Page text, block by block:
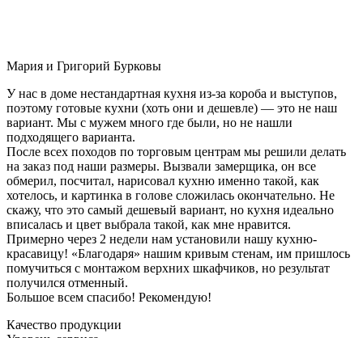
Мария и Григорий Бурковы
У нас в доме нестандартная кухня из-за короба и выступов,
поэтому готовые кухни (хоть они и дешевле) — это не наш
вариант. Мы с мужем много где были, но не нашли
подходящего варианта.
После всех походов по торговым центрам мы решили делать
на заказ под наши размеры. Вызвали замерщика, он все
обмерил, посчитал, нарисовал кухню именно такой, как
хотелось, и картинка в голове сложилась окончательно. Не
скажу, что это самый дешевый вариант, но кухня идеально
вписалась и цвет выбрала такой, как мне нравится.
Примерно через 2 недели нам установили нашу кухню-
красавицу! «Благодаря» нашим кривым стенам, им пришлось
помучиться с монтажом верхних шкафчиков, но результат
получился отменный.
Большое всем спасибо! Рекомендую!
Качество продукции